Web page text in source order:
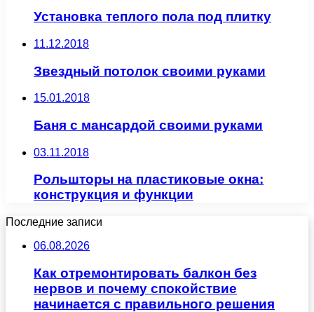
Установка теплого пола под плитку
11.12.2018
Звездный потолок своими руками
15.01.2018
Баня с мансардой своими руками
03.11.2018
Рольшторы на пластиковые окна:
конструкция и функции
Последние записи
06.08.2026
Как отремонтировать балкон без
нервов и почему спокойствие
начинается с правильного решения